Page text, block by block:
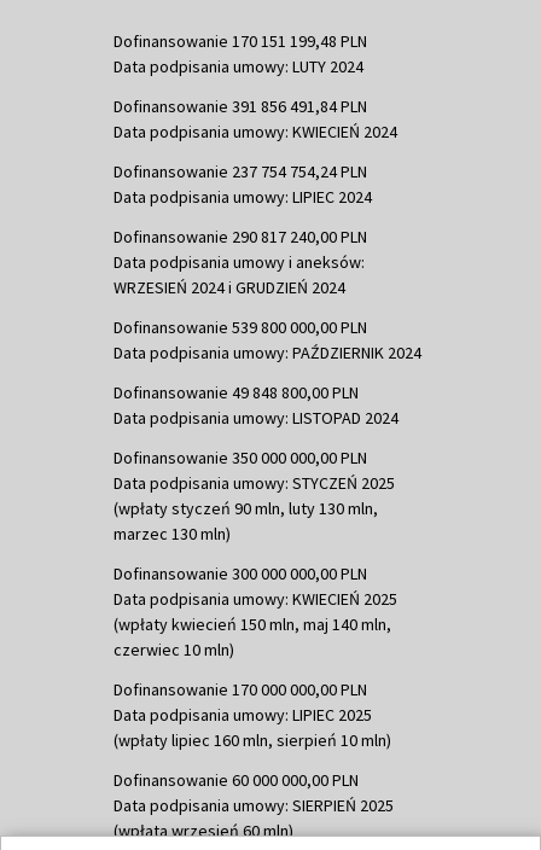
Dofinansowanie 170 151 199,48 PLN
Data podpisania umowy: LUTY 2024
Dofinansowanie 391 856 491,84 PLN
Data podpisania umowy: KWIECIEŃ 2024
Dofinansowanie 237 754 754,24 PLN
Data podpisania umowy: LIPIEC 2024
Dofinansowanie 290 817 240,00 PLN
Data podpisania umowy i aneksów:
WRZESIEŃ 2024 i GRUDZIEŃ 2024
Dofinansowanie 539 800 000,00 PLN
Data podpisania umowy: PAŹDZIERNIK 2024
Dofinansowanie 49 848 800,00 PLN
Data podpisania umowy: LISTOPAD 2024
Dofinansowanie 350 000 000,00 PLN
Data podpisania umowy: STYCZEŃ 2025
(wpłaty styczeń 90 mln, luty 130 mln,
marzec 130 mln)
Dofinansowanie 300 000 000,00 PLN
Data podpisania umowy: KWIECIEŃ 2025
(wpłaty kwiecień 150 mln, maj 140 mln,
czerwiec 10 mln)
Dofinansowanie 170 000 000,00 PLN
Data podpisania umowy: LIPIEC 2025
(wpłaty lipiec 160 mln, sierpień 10 mln)
Dofinansowanie 60 000 000,00 PLN
Data podpisania umowy: SIERPIEŃ 2025
(wpłata wrzesień 60 mln)